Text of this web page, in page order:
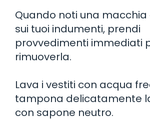
Quando noti una macchia
sui tuoi indumenti, prendi
provvedimenti immediati
rimuoverla.
Lava i vestiti con acqua
tampona delicatamente
con sapone neutro.